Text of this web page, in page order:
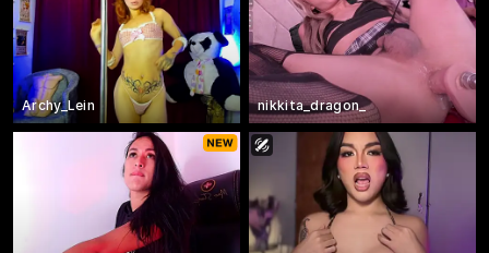
Archy_Lein nikkita_dragon_